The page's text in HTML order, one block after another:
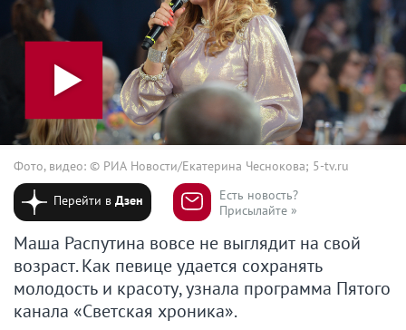
Фото, видео: © РИА Новости/Екатерина Чеснокова; 5-tv.ru
Перейти вДзен
Есть новость?
Присылайте »
Маша Распутина вовсе не выглядит на свой
возраст. Как певице удается сохранять
молодость и красоту, узнала программа Пятого
канала «Светская хроника».